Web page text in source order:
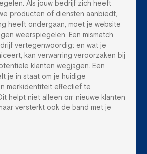
Als jouw bedrijf zich heeft
producten of diensten aanbiedt,
heeft ondergaan, moet je website
weerspiegelen. Een mismatch
vertegenwoordigt en wat je
kan verwarring veroorzaken bij
klanten wegjagen. Een
je in staat om je huidige
merkidentiteit effectief te
helpt niet alleen om nieuwe klanten
versterkt ook de band met je